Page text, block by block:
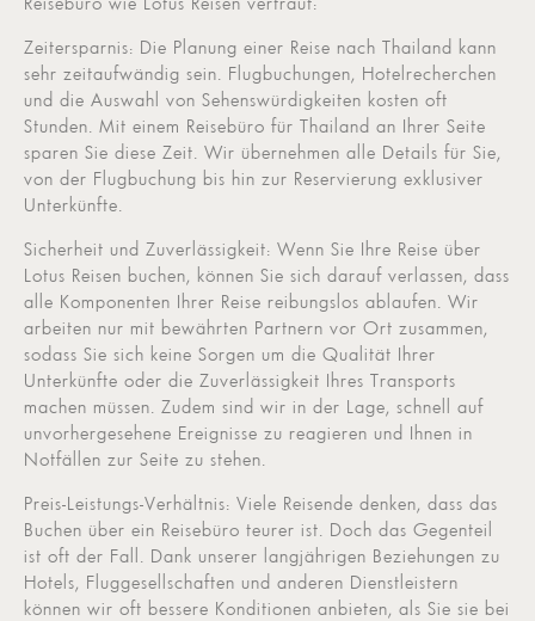
Zeitersparnis: Die Planung einer Reise nach Thailand kann
sehr zeitaufwändig sein. Flugbuchungen, Hotelrecherchen
und die Auswahl von Sehenswürdigkeiten kosten oft
Stunden. Mit einem Reisebüro für Thailand an Ihrer Seite
sparen Sie diese Zeit. Wir übernehmen alle Details für Sie,
von der Flugbuchung bis hin zur Reservierung exklusiver
Unterkünfte.
Sicherheit und Zuverlässigkeit: Wenn Sie Ihre Reise über
Lotus Reisen buchen, können Sie sich darauf verlassen, dass
alle Komponenten Ihrer Reise reibungslos ablaufen. Wir
arbeiten nur mit bewährten Partnern vor Ort zusammen,
sodass Sie sich keine Sorgen um die Qualität Ihrer
Unterkünfte oder die Zuverlässigkeit Ihres Transports
machen müssen. Zudem sind wir in der Lage, schnell auf
unvorhergesehene Ereignisse zu reagieren und Ihnen in
Notfällen zur Seite zu stehen.
Preis-Leistungs-Verhältnis: Viele Reisende denken, dass das
Buchen über ein Reisebüro teurer ist. Doch das Gegenteil
ist oft der Fall. Dank unserer langjährigen Beziehungen zu
Hotels, Fluggesellschaften und anderen Dienstleistern
können wir oft bessere Konditionen anbieten, als Sie sie bei